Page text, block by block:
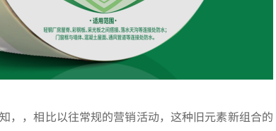
，，相比以往常规的营销活动，这种旧元素新组合的